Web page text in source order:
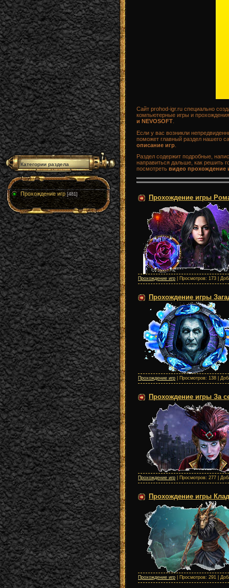
Категории раздела
Прохождение игр [481]
Сайт prohod-igr.ru специально
компьютерные игры и
и NEVOSOFT
Если у вас возникли
поможет главный раздел нашего
описание игр
Раздел содержит подробные,
направиться дальше, как решить
посмотреть видео прохождение
Прохождение игры
Прохождение игр | Просмотров: 173 |
Прохождение игры
Прохождение игр | Просмотров: 138 |
Прохождение игры За
Прохождение игр | Просмотров: 277 |
Прохождение игры
Прохождение игр | Просмотров: 291 |